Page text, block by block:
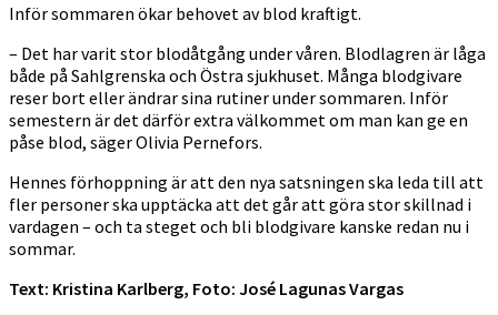
Inför sommaren ökar behovet av blod kraftigt.
– Det har varit stor blodåtgång under våren. Blodlagren är låga
både på Sahlgrenska och Östra sjukhuset. Många blodgivare
reser bort eller ändrar sina rutiner under sommaren. Inför
semestern är det därför extra välkommet om man kan ge en
påse blod, säger Olivia Pernefors.
Hennes förhoppning är att den nya satsningen ska leda till att
fler personer ska upptäcka att det går att göra stor skillnad i
vardagen – och ta steget och bli blodgivare kanske redan nu i
sommar.
Text: Kristina Karlberg, Foto: José Lagunas Vargas